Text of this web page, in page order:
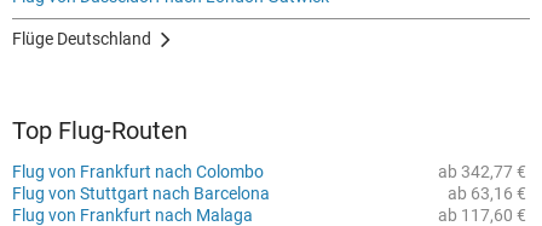
Flüge Deutschland
Top Flug-Routen
ab 342,77 €
Flug von Frankfurt nach Colombo
ab 63,16 €
Flug von Stuttgart nach Barcelona
ab 117,60 €
Flug von Frankfurt nach Malaga